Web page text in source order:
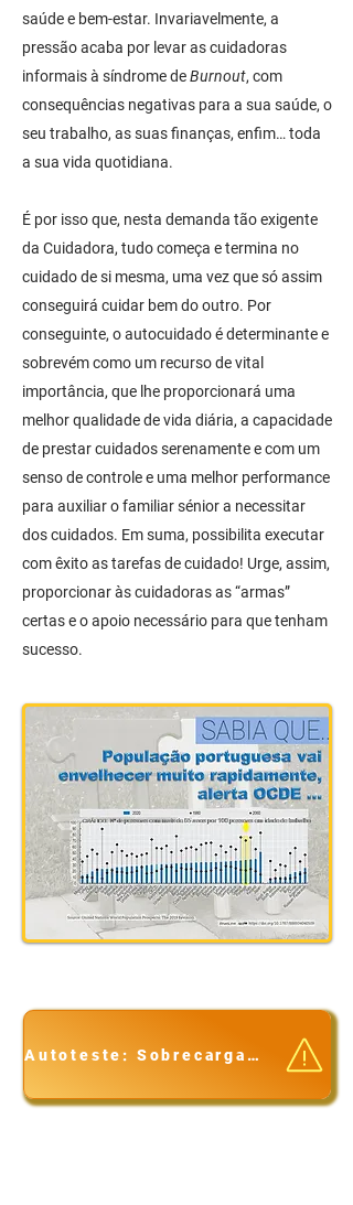
saúde e bem-estar. Invariavelmente, a
pressão acaba por levar as cuidadoras
informais à síndrome deBurnout, com
consequências negativas para a sua saúde, o
seu trabalho, as suas finanças, enfim… toda
a sua vida quotidiana.
É por isso que, nesta demanda tão exigente
da Cuidadora, tudo começa e termina no
cuidado de si mesma, uma vez que só assim
conseguirá cuidar bem do outro. Por
conseguinte, o autocuidado é determinante e
sobrevém como um recurso de vital
importância, que lhe proporcionará uma
melhor qualidade de vida diária, a capacidade
de prestar cuidados serenamente e com um
senso de controle e uma melhor performance
para auxiliar o familiar sénior a necessitar
dos cuidados. Em suma, possibilita executar
com êxito as tarefas de cuidado! Urge, assim,
proporcionar às cuidadoras as “armas”
certas e o apoio necessário para que tenham
sucesso.
Autoteste: Sobrecarga da Cuidadora